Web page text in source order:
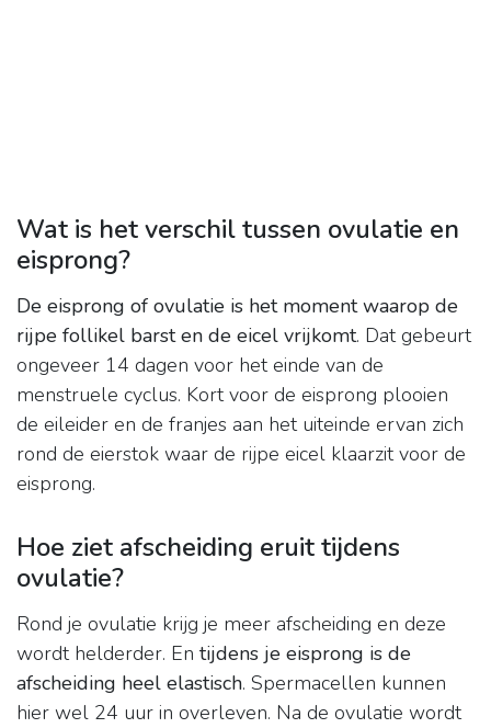
Wat is het verschil tussen ovulatie en
eisprong?
De eisprong of ovulatie is het moment waarop de
rijpe follikel barst en de eicel vrijkomt. Dat gebeurt
ongeveer 14 dagen voor het einde van de
menstruele cyclus. Kort voor de eisprong plooien
de eileider en de franjes aan het uiteinde ervan zich
rond de eierstok waar de rijpe eicel klaarzit voor de
eisprong.
Hoe ziet afscheiding eruit tijdens
ovulatie?
Rond je ovulatie krijg je meer afscheiding en deze
wordt helderder. En tijdens je eisprong is de
afscheiding heel elastisch. Spermacellen kunnen
hier wel 24 uur in overleven. Na de ovulatie wordt